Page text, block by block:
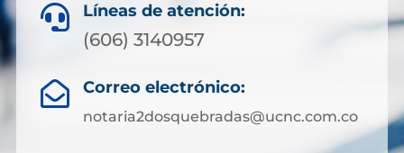
 Líneas de atención:
(606) 3140957
 Correo electrónico:
notaria2dosquebradas@ucnc.com.co